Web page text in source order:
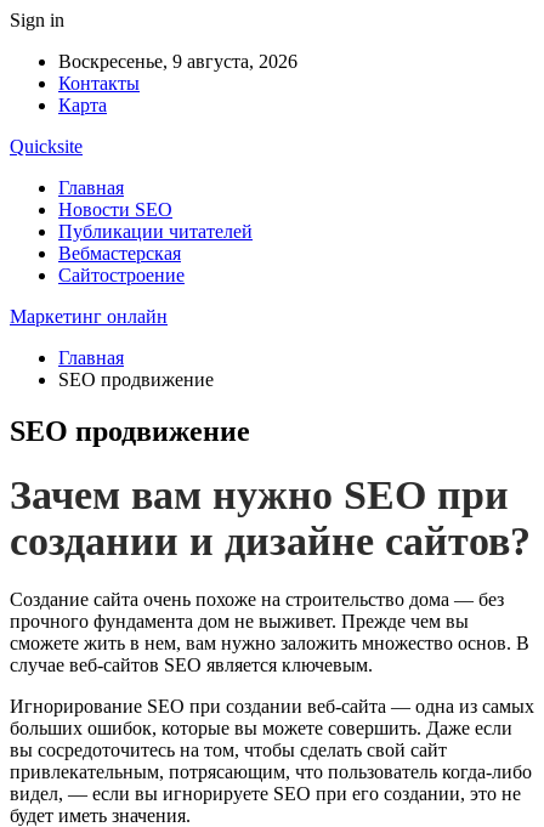
Sign in
Воскресенье, 9 августа, 2026
Контакты
Карта
Quicksite
Главная
Новости SEO
Публикации читателей
Вебмастерская
Сайтостроение
Маркетинг онлайн
Главная
SEO продвижение
SEO продвижение
Зачем вам нужно SEO при
создании и дизайне сайтов?
Создание сайта очень похоже на строительство дома — без
прочного фундамента дом не выживет. Прежде чем вы
сможете жить в нем, вам нужно заложить множество основ. В
случае веб-сайтов SEO является ключевым.
Игнорирование SEO при создании веб-сайта — одна из самых
больших ошибок, которые вы можете совершить. Даже если
вы сосредоточитесь на том, чтобы сделать свой сайт
привлекательным, потрясающим, что пользователь когда-либо
видел, — если вы игнорируете SEO при его создании, это не
будет иметь значения.